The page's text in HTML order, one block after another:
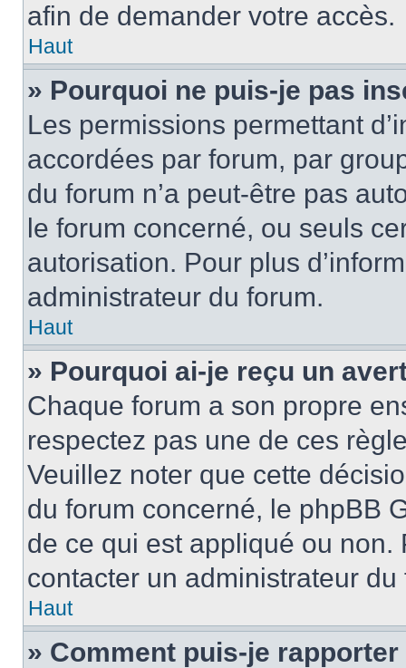
afin de demander votre accès.
Haut
» Pourquoi ne puis-je pas
Les permissions permettant
accordées par forum, par
du forum n’a peut-être pas
le forum concerné, ou seuls
autorisation. Pour plus
administrateur du forum.
Haut
» Pourquoi ai-je reçu un
Chaque forum a son propre
respectez pas une de ces
Veuillez noter que cette
du forum concerné, le phpBB
de ce qui est appliqué ou non.
contacter un administrateur du
Haut
» Comment puis-je